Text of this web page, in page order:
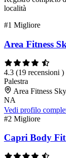
località
#1 Migliore
Area Fitness
4.3 (19 recensioni )
Palestra
Area Fitness
NA
Vedi profilo
#2 Migliore
Capri Body